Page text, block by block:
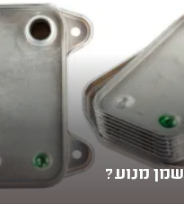
מנוע?